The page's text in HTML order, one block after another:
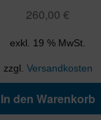
260,00 €
exkl. 19 % MwSt.
zzgl. Versandkosten
In den Warenkorb